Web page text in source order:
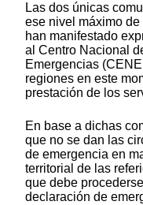
Las dos únicas
ese nivel máximo
han manifestado
al Centro Nacional
Emergencias
regiones en este
prestación de los
En base a dichas
que no se dan las
de emergencia en
territorial de las
que debe
declaración de